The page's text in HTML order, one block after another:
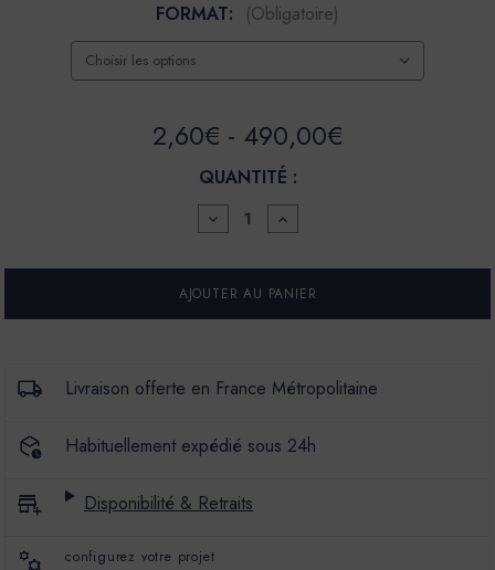
FORMAT: (Obligatoire)
2,60€ - 490,00€
QUANTITÉ :
DIMINUER
LA
POUR
ENDUIT
COLORÉ
COULEUR
AUGMENTER
LA
POUR
ENDUIT
COLORÉ
-
COULEUR
Livraison offerte en France Métropolitaine
Habituellement expédié sous 24h
Disponibilité & Retraits
configurez votre projet